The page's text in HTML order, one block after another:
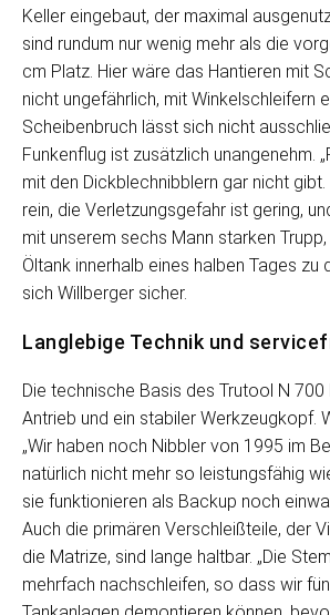
Keller eingebaut, der maximal
sind rundum nur wenig mehr als die
cm Platz. Hier wäre das Hantieren mit
nicht ungefährlich, mit Winkelschleifern
Scheibenbruch lässt sich nicht
Funkenflug ist zusätzlich unangenehm.
mit den Dickblechnibblern gar nicht
rein, die Verletzungsgefahr ist gering,
mit unserem sechs Mann starken
Öltank innerhalb eines halben Tages zu
sich Willberger sicher.
Langlebige Technik und
Die technische Basis des Trutool N
Antrieb und ein stabiler Werkzeugkopf.
„Wir haben noch Nibbler von 1995 im
natürlich nicht mehr so leistungsfähig
sie funktionieren als Backup noch
Auch die primären Verschleißteile, der
die Matrize, sind lange haltbar. „Die
mehrfach nachschleifen, so dass wir